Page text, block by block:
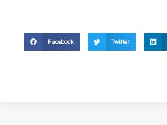
Facebook Twitter